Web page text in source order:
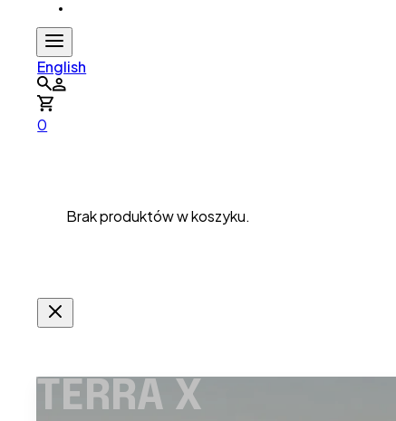
English
0
Brak produktów w koszyku.
TERRA X